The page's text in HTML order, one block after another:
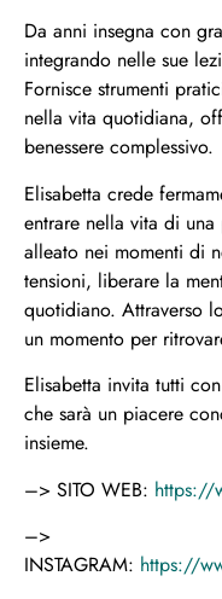
Da anni insegna con
integrando nelle sue
Fornisce strumenti
nella vita quotidiana,
benessere complessivo.
Elisabetta crede
entrare nella vita di una
alleato nei momenti di
tensioni, liberare la
quotidiano. Attraverso
un momento per
Elisabetta invita tutti
che sarà un piacere
insieme.
–> SITO WEB: https://
–>
INSTAGRAM: https://